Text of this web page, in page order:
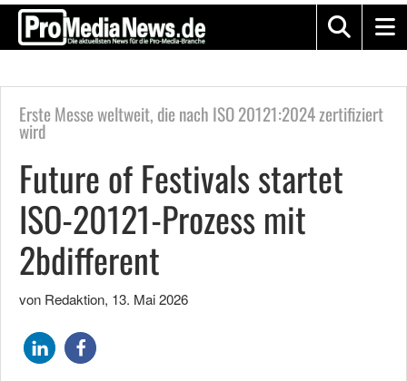
Erste Messe weltweit, die nach ISO 20121:2024 zertifiziert
wird
Future of Festivals startet
ISO-20121-Prozess mit
2bdifferent
von Redaktion, 13. Mai 2026